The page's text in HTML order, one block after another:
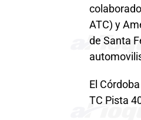
ATC) y
de Santa
El
TC Pista